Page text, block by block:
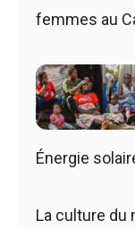
femmes au
Énergie
La culture du